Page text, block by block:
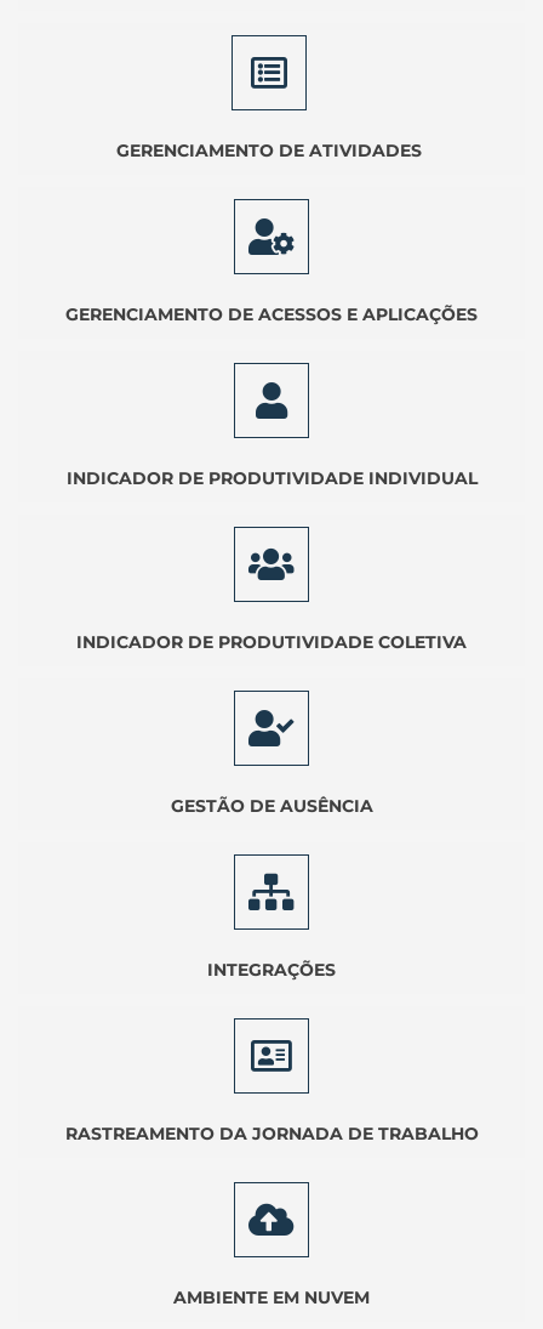
GERENCIAMENTO DE ATIVIDADES
GERENCIAMENTO DE ACESSOS E APLICAÇÕES
INDICADOR DE PRODUTIVIDADE INDIVIDUAL
INDICADOR DE PRODUTIVIDADE COLETIVA
GESTÃO DE AUSÊNCIA
INTEGRAÇÕES
RASTREAMENTO DA JORNADA DE TRABALHO
AMBIENTE EM NUVEM